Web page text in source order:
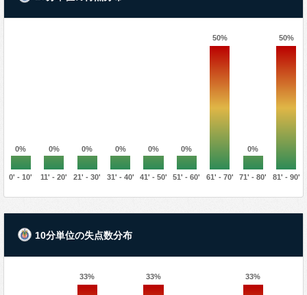
0% 0% 0% 0% 0% 0%
50%
0%
50%
0' - 10' 11' - 20' 21' - 30' 31' - 40' 41' - 50' 51' - 60' 61' - 70' 71' - 80' 81' - 90'
10分単位の失点数分布
33% 33% 33%